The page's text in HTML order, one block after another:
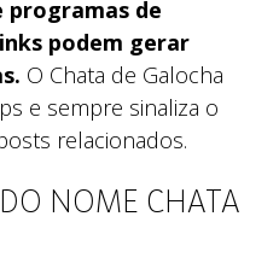
programas de
podem gerar
O Chata de Galocha
e sempre sinaliza o
relacionados.
NOME CHATA